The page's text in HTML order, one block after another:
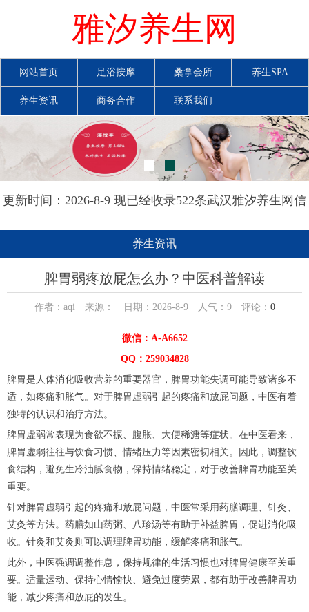
雅汐养生网
网站首页 足浴按摩 桑拿会所 养生SPA
养生资讯 商务合作 联系我们
更新时间：2026-8-9 现已经收录522条武汉雅汐养生网信
养生资讯
脾胃弱疼放屁怎么办？中医科普解读
作者：aqi 来源： 日期：2026-8-9 人气： 9评论： 0
微信：A-A6652
QQ：259034828
脾胃是人体消化吸收营养的重要器官，脾胃功能失调可能导致诸多不
适，如疼痛和胀气。对于脾胃虚弱引起的疼痛和放屁问题，中医有着
独特的认识和治疗方法。
脾胃虚弱常表现为食欲不振、腹胀、大便稀溏等症状。在中医看来，
脾胃虚弱往往与饮食习惯、情绪压力等因素密切相关。因此，调整饮
食结构，避免生冷油腻食物，保持情绪稳定，对于改善脾胃功能至关
重要。
针对脾胃虚弱引起的疼痛和放屁问题，中医常采用药膳调理、针灸、
艾灸等方法。药膳如山药粥、八珍汤等有助于补益脾胃，促进消化吸
收。针灸和艾灸则可以调理脾胃功能，缓解疼痛和胀气。
此外，中医强调调整作息，保持规律的生活习惯也对脾胃健康至关重
要。适量运动、保持心情愉快、避免过度劳累，都有助于改善脾胃功
能，减少疼痛和放屁的发生。